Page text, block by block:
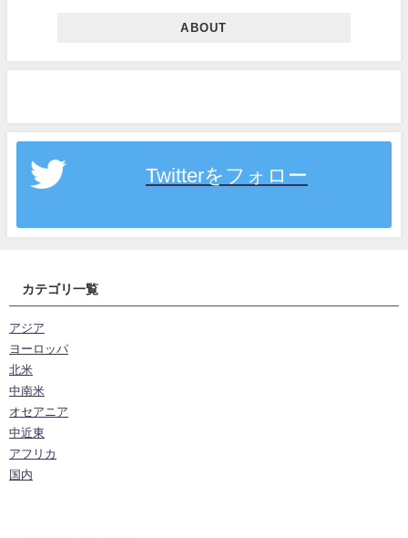
ABOUT
Twitterをフォロー
カテゴリ一覧
アジア
ヨーロッパ
北米
中南米
オセアニア
中近東
アフリカ
国内